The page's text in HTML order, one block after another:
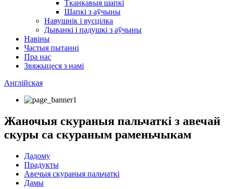
Тканкавыя шапкі
Шапкі з аўчыны
Навушнік і вусцілка
Дыванкі і падушкі з аўчыны
Навіны
Частыя пытанні
Пра нас
Звяжыцеся з намі
Англійская
Жаночыя скураныя пальчаткі з авечай
скуры са скураным раменьчыкам
Дадому
Прадукты
Авечыя скураныя пальчаткі
Дамы